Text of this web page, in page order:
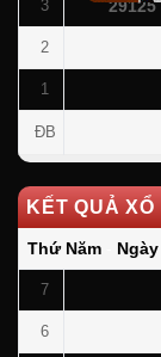
3 29125
2
1
ĐB
KẾT QUẢ XỔ
Thứ Năm Ngày
7
6